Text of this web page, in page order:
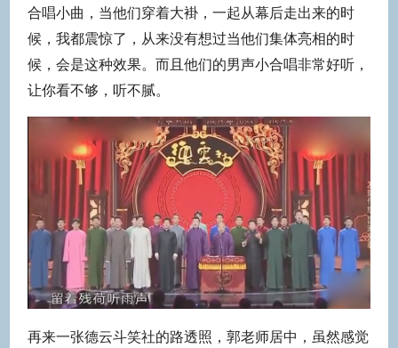
合唱小曲，当他们穿着大褂，一起从幕后走出来的时
候，我都震惊了，从来没有想过当他们集体亮相的时
候，会是这种效果。而且他们的男声小合唱非常好听，
让你看不够，听不腻。
再来一张德云斗笑社的路透照，郭老师居中，虽然感觉